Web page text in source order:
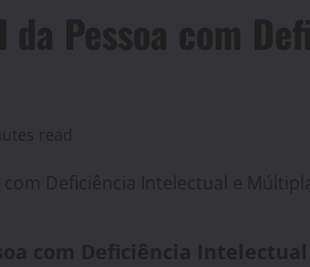
da Pessoa com
read
com Deficiência